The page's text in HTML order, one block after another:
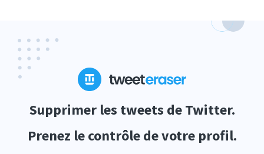
Supprimer les tweets de Twitter.
Prenez le contrôle de votre profil.